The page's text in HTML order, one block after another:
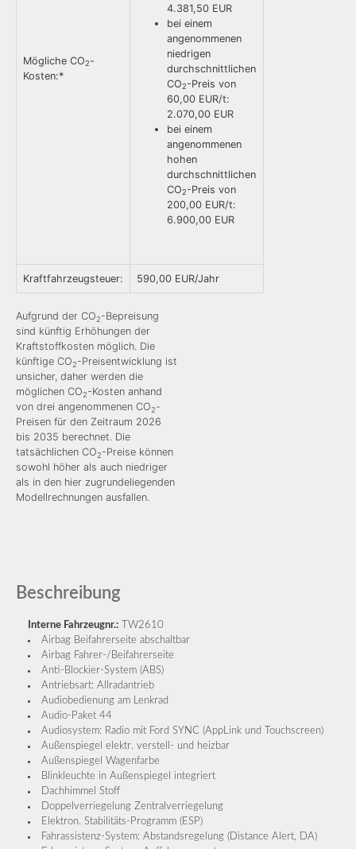
Mögliche CO2-
Kosten:*
4.381,50 EUR
bei einem
angenommenen
niedrigen
durchschnittlichen
CO2-Preis von
60,00 EUR/t:
2.070,00 EUR
bei einem
angenommenen
hohen
durchschnittlichen
CO2-Preis von
200,00 EUR/t:
6.900,00 EUR
Kraftfahrzeugsteuer: 590,00 EUR/Jahr
Aufgrund der CO2-Bepreisung
sind künftig Erhöhungen der
Kraftstoffkosten möglich. Die
künftige CO2-Preisentwicklung ist
unsicher, daher werden die
möglichen CO2-Kosten anhand
von drei angenommenen CO2-
Preisen für den Zeitraum 2026
bis 2035 berechnet. Die
tatsächlichen CO2-Preise können
sowohl höher als auch niedriger
als in den hier zugrundeliegenden
Modellrechnungen ausfallen.
Beschreibung
Interne Fahrzeugnr.: TW2610
Airbag Beifahrerseite abschaltbar
Airbag Fahrer-/Beifahrerseite
Anti-Blockier-System (ABS)
Antriebsart: Allradantrieb
Audiobedienung am Lenkrad
Audio-Paket 44
Audiosystem: Radio mit Ford SYNC (AppLink und Touchscreen)
Außenspiegel elektr. verstell- und heizbar
Außenspiegel Wagenfarbe
Blinkleuchte in Außenspiegel integriert
Dachhimmel Stoff
Doppelverriegelung Zentralverriegelung
Elektron. Stabilitäts-Programm (ESP)
Fahrassistenz-System: Abstandsregelung (Distance Alert, DA)